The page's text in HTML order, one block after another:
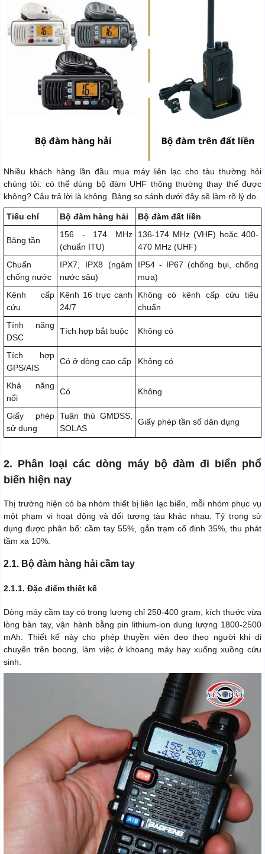
Nhiều khách hàng lần đầu mua máy liên lạc cho tàu thường hỏi
chúng tôi: có thể dùng bộ đàm UHF thông thường thay thế được
không? Câu trả lời là không. Bảng so sánh dưới đây sẽ làm rõ lý do.
Tiêu chí Bộ đàm hàng hải Bộ đàm đất liền
Băng tần
156 - 174 MHz
(chuẩn ITU)
136-174 MHz (VHF) hoặc 400-
470 MHz (UHF)
Chuẩn
chống nước
IPX7, IPX8 (ngâm
nước sâu)
IP54 - IP67 (chống bụi, chống
mưa)
Kênh cấp
cứu
Kênh 16 trực canh
24/7
Không có kênh cấp cứu tiêu
chuẩn
Tính năng
DSC
Tích hợp bắt buộc Không có
Tích hợp
GPS/AIS
Có ở dòng cao cấp Không có
Khả năng
nổi
Có Không
Giấy phép
sử dụng
Tuân thủ GMDSS,
SOLAS
Giấy phép tần số dân dụng
2. Phân loại các dòng máy bộ đàm đi biển phổ
biến hiện nay
Thị trường hiện có ba nhóm thiết bị liên lạc biển, mỗi nhóm phục vụ
một phạm vi hoạt động và đối tượng tàu khác nhau. Tỷ trọng sử
dụng được phân bổ: cầm tay 55%, gắn trạm cố định 35%, thu phát
tầm xa 10%.
2.1. Bộ đàm hàng hải cầm tay
2.1.1. Đặc điểm thiết kế
Dòng máy cầm tay có trọng lượng chỉ 250-400 gram, kích thước vừa
lòng bàn tay, vận hành bằng pin lithium-ion dung lượng 1800-2500
mAh. Thiết kế này cho phép thuyền viên đeo theo người khi di
chuyển trên boong, làm việc ở khoang máy hay xuống xuồng cứu
sinh.